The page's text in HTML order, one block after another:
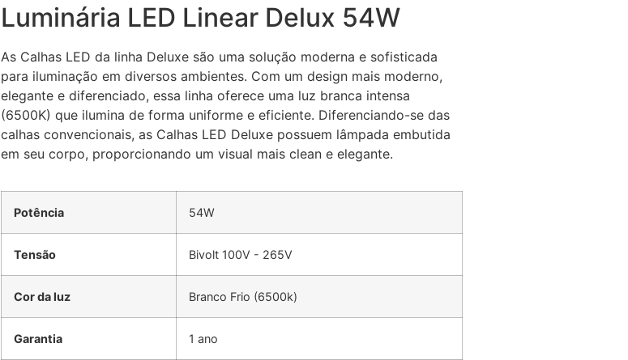
Luminária LED Linear Delux 54W
As Calhas LED da linha Deluxe são uma solução moderna e sofisticada
para iluminação em diversos ambientes. Com um design mais moderno,
elegante e diferenciado, essa linha oferece uma luz branca intensa
(6500K) que ilumina de forma uniforme e eficiente. Diferenciando-se das
calhas convencionais, as Calhas LED Deluxe possuem lâmpada embutida
em seu corpo, proporcionando um visual mais clean e elegante.
Potência 54W
Tensão Bivolt 100V - 265V
Cor da luz Branco Frio (6500k)
Garantia 1 ano